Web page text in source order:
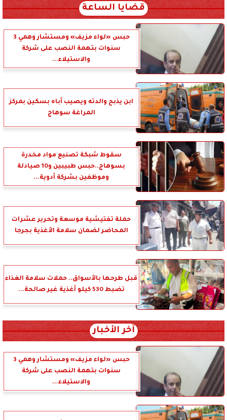
قضايا الساعة
حبس «لواء مزيف» ومستشار وهمي 3
سنوات بتهمة النصب على شركة
والاستيلاء...
ابن يذبح والدته ويصيب أباه بسكين بمركز
المراغة سوهاج
سقوط شبكة تصنيع مواد مخدرة
بسوهاج..حبس طبيبين و10 صيادلة
وموظفين بشركة أدوية...
حملة تفتيشية موسعة وتحرير عشرات
المحاضر لضمان سلامة الأغذية بجرجا
قبل طرحها بالأسواق.. حملات سلامة الغذاء
تضبط 530 كيلو أغذية غير صالحة...
آخر الأخبار
حبس «لواء مزيف» ومستشار وهمي 3
سنوات بتهمة النصب على شركة
والاستيلاء...